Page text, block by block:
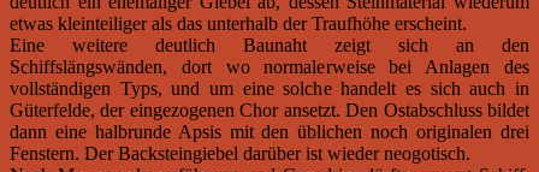
etwas kleinteiliger als das unterhalb der Traufhöhe erscheint.
Eine weitere deutlich Baunaht zeigt sich an den
Schiffslängswänden, dort wo normalerweise bei Anlagen des
vollständigen Typs, und um eine solche handelt es sich auch in
Güterfelde, der eingezogenen Chor ansetzt. Den Ostabschluss bildet
dann eine halbrunde Apsis mit den üblichen noch originalen drei
Fenstern. Der Backsteingiebel darüber ist wieder neogotisch.